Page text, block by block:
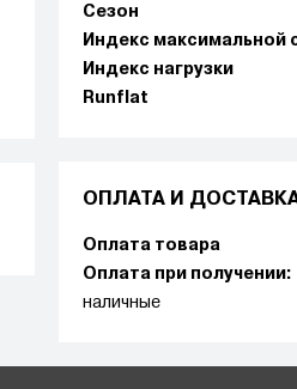
Сезон
Индекс максимальной
Индекс нагрузки
Runflat
ОПЛАТА И
Оплата товара
Оплата при получении:
наличные